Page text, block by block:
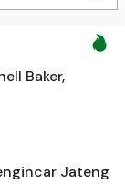
Baker,
Jateng